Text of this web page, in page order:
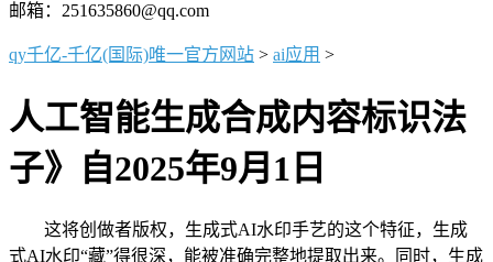
邮箱：251635860@qq.com
qy千亿-千亿(国际)唯一官方网站 > ai应用 >
人工智能生成合成内容标识法
子》自2025年9月1日
这将创做者版权，生成式AI水印手艺的这个特征，生成
式AI水印“藏”得很深，能被准确完整地提取出来。同时，生成